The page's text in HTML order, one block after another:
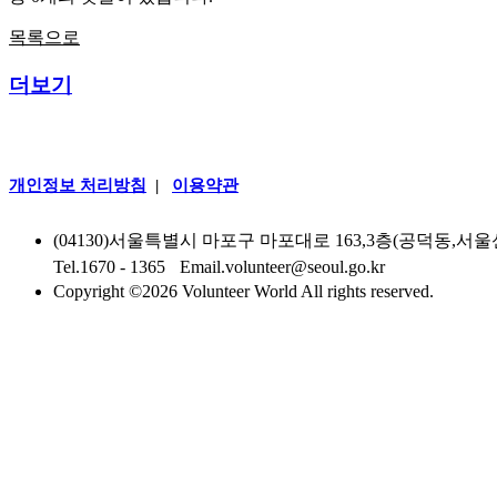
목록으로
더보기
개인정보 처리방침 | 이용약관
(04130)서울특별시 마포구 마포대로 163,3층(공덕동,서
Tel.1670 - 1365
Email.volunteer@seoul.go.kr
Copyright ©2026 Volunteer World All rights reserved.